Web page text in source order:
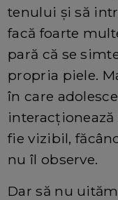
tenului și să
facă foarte
pară că se
propria piele.
în care
fie vizibil,
nu îl observe.
Dar să nu